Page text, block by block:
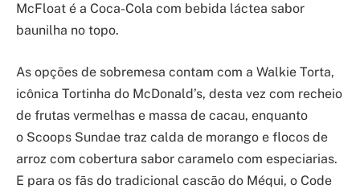
McFloat é a Coca-Cola com bebida láctea sabor
baunilha no topo.
As opções de sobremesa contam com a Walkie Torta,
icônica Tortinha do McDonald’s, desta vez com recheio
de frutas vermelhas e massa de cacau, enquanto
o Scoops Sundae traz calda de morango e flocos de
arroz com cobertura sabor caramelo com especiarias.
E para os fãs do tradicional cascão do Méqui, o Code